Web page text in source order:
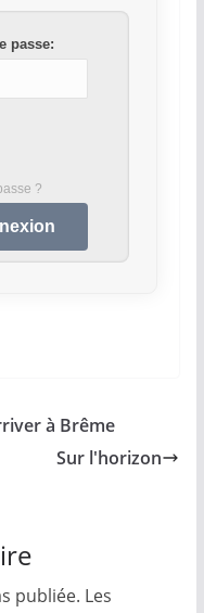
passe:
?
à Brême
Sur l'horizon
publiée. Les